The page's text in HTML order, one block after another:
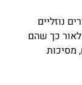
נוזליים
כך שהם
מסיכות